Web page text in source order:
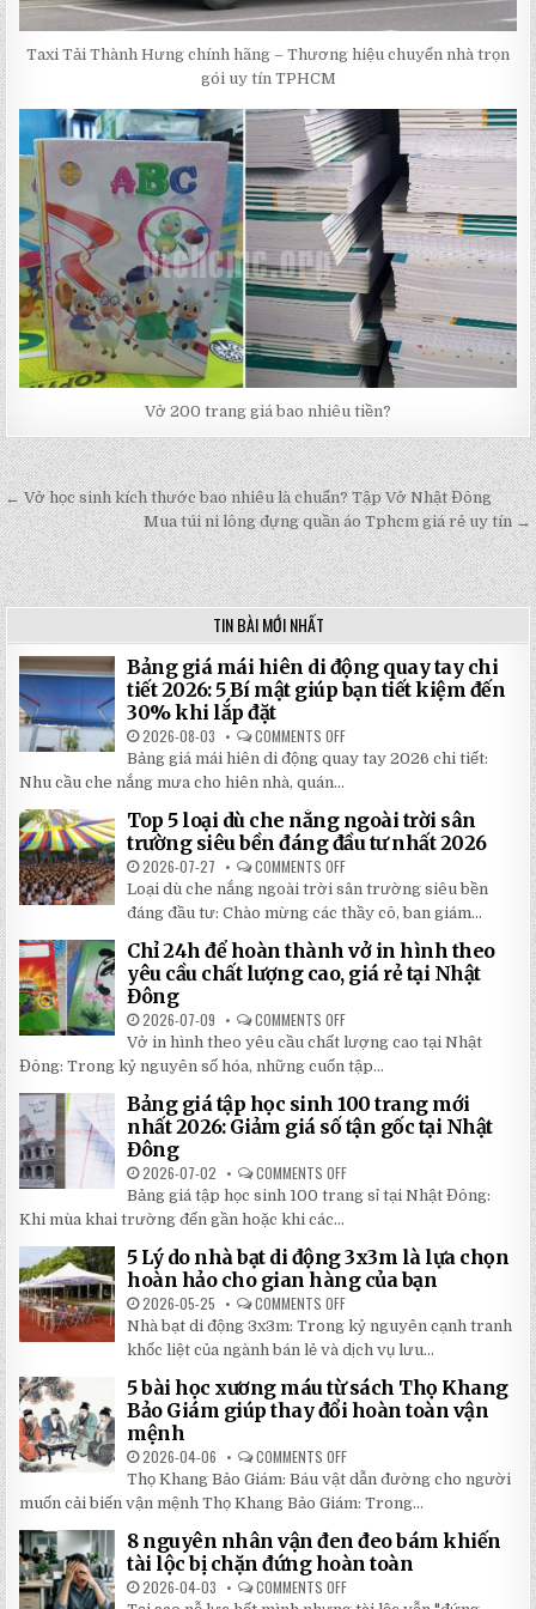
Taxi Tải Thành Hưng chính hãng – Thương hiệu chuyển nhà trọn
gói uy tín TPHCM
Vở 200 trang giá bao nhiêu tiền?
Post
navigation
← Vở học sinh kích thước bao nhiêu là chuẩn? Tập Vở Nhật Đông
Mua túi ni lông đựng quần áo Tphcm giá rẻ uy tín →
TIN BÀI MỚI NHẤT
Bảng giá mái hiên di động quay tay chi
tiết 2026: 5 Bí mật giúp bạn tiết kiệm đến
30% khi lắp đặt
2026-08-03 COMMENTS OFF
BẢNG
GIÁ
ĐỘNG
QUAY
TAY
TIẾT
2026:
5
BÍ
MẬT
GIÚP
BẠN
TIẾT
KHI
LẮP
ĐẶT
Bảng giá mái hiên di động quay tay 2026 chi tiết:
Nhu cầu che nắng mưa cho hiên nhà, quán...
Top 5 loại dù che nắng ngoài trời sân
trường siêu bền đáng đầu tư nhất 2026
2026-07-27 COMMENTS OFF
TOP
5
LOẠI
DÙ
CHE
NẮNG
NGOÀI
TRỜI
BỀN
ĐÁNG
ĐẦU
NHẤT
2026
Loại dù che nắng ngoài trời sân trường siêu bền
đáng đầu tư: Chào mừng các thầy cô, ban giám...
Chỉ 24h để hoàn thành vở in hình theo
yêu cầu chất lượng cao, giá rẻ tại Nhật
Đông
2026-07-09 COMMENTS OFF
CHỈ
24H
ĐỂ
HOÀN
VỞ
IN
HÌNH
YÊU
CHẤT
LƯỢNG
RẺ
TẠI
NHẬT
ĐÔNG
Vở in hình theo yêu cầu chất lượng cao tại Nhật
Đông: Trong kỷ nguyên số hóa, những cuốn tập...
Bảng giá tập học sinh 100 trang mới
nhất 2026: Giảm giá số tận gốc tại Nhật
Đông
2026-07-02 COMMENTS OFF
BẢNG
GIÁ
100
TRANG
MỚI
2026:
GIẢM
GIÁ
SỐ
TẬN
GỐC
TẠI
NHẬT
Bảng giá tập học sinh 100 trang sỉ tại Nhật Đông:
Khi mùa khai trường đến gần hoặc khi các...
5 Lý do nhà bạt di động 3x3m là lựa chọn
hoàn hảo cho gian hàng của bạn
2026-05-25 COMMENTS OFF
5
LÝ
DO
NHÀ
BẠT
DI
ĐỘNG
3X3M
LỰA
HOÀN
HẢO
CHO
HÀNG
CỦA
BẠN
Nhà bạt di động 3x3m: Trong kỷ nguyên cạnh tranh
khốc liệt của ngành bán lẻ và dịch vụ lưu...
5 bài học xương máu từ sách Thọ Khang
Bảo Giám giúp thay đổi hoàn toàn vận
mệnh
2026-04-06 COMMENTS OFF
5
BÀI
HỌC
XƯƠNG
MÁU
TỪ
SÁCH
THỌ
BẢO
Thọ Khang Bảo Giám: Báu vật dẫn đường cho người
muốn cải biến vận mệnh Thọ Khang Bảo Giám: Trong...
8 nguyên nhân vận đen đeo bám khiến
tài lộc bị chặn đứng hoàn toàn
2026-04-03 COMMENTS OFF